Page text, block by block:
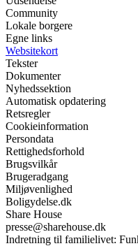
Community
Lokale borgere
Egne links
Websitekort
Tekster
Dokumenter
Nyhedssektion
Automatisk opdatering
Retsregler
Cookieinformation
Persondata
Rettighedsforhold
Brugsvilkår
Brugeradgang
Miljøvenlighed
Boligydelse.dk
Share House
presse@sharehouse.dk
Indretning til familielivet: